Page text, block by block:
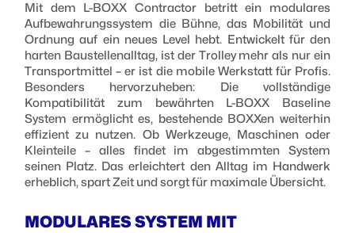
Mit dem L-BOXX Contractor betritt ein modulares
Aufbewahrungssystem die Bühne, das Mobilität und
Ordnung auf ein neues Level hebt. Entwickelt für den
harten Baustellenalltag, ist der Trolley mehr als nur ein
Transportmittel – er ist die mobile Werkstatt für Profis.
Besonders hervorzuheben: Die vollständige
Kompatibilität zum bewährten L-BOXX Baseline
System ermöglicht es, bestehende BOXXen weiterhin
effizient zu nutzen. Ob Werkzeuge, Maschinen oder
Kleinteile – alles findet im abgestimmten System
seinen Platz. Das erleichtert den Alltag im Handwerk
erheblich, spart Zeit und sorgt für maximale Übersicht.
MODULARES SYSTEM MIT